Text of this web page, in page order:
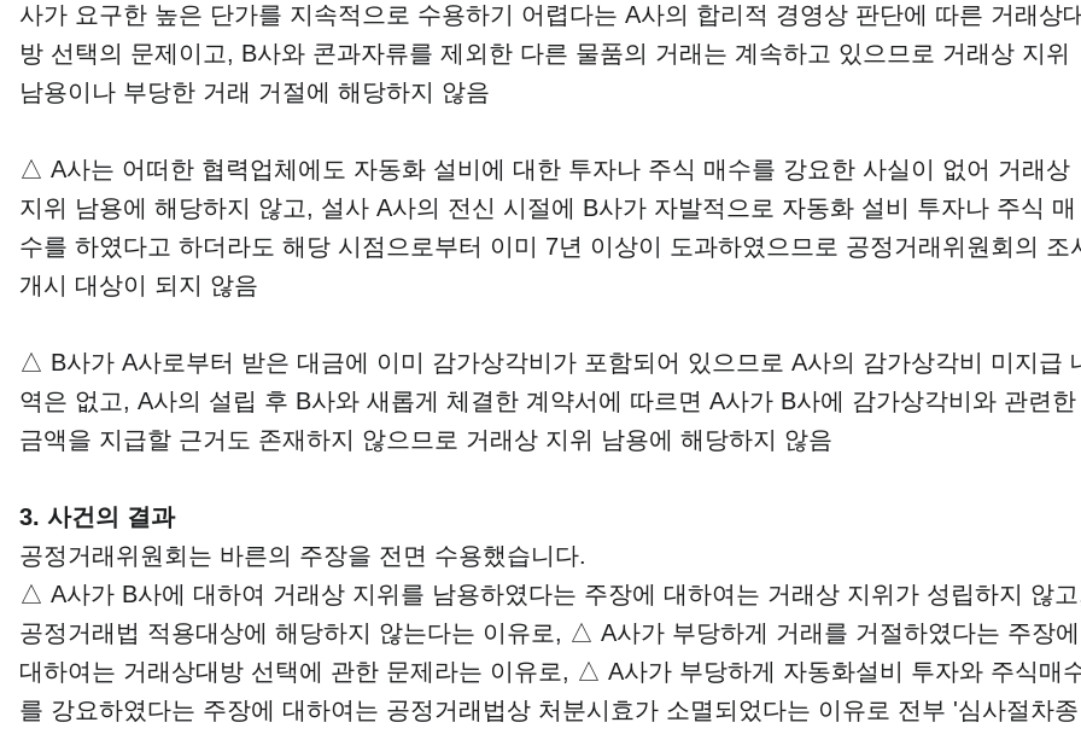
사가 요구한 높은 단가를 지속적으로 수용하기 어렵다는 A사의 합리적 경영상 판단에 따른 거래상대
방 선택의 문제이고, B사와 콘과자류를 제외한 다른 물품의 거래는 계속하고 있으므로 거래상 지위
남용이나 부당한 거래 거절에 해당하지 않음
△ A사는 어떠한 협력업체에도 자동화 설비에 대한 투자나 주식 매수를 강요한 사실이 없어 거래상
지위 남용에 해당하지 않고, 설사 A사의 전신 시절에 B사가 자발적으로 자동화 설비 투자나 주식 매
수를 하였다고 하더라도 해당 시점으로부터 이미 7년 이상이 도과하였으므로 공정거래위원회의 조
개시 대상이 되지 않음
△ B사가 A사로부터 받은 대금에 이미 감가상각비가 포함되어 있으므로 A사의 감가상각비 미지급
역은 없고, A사의 설립 후 B사와 새롭게 체결한 계약서에 따르면 A사가 B사에 감가상각비와 관련한
금액을 지급할 근거도 존재하지 않으므로 거래상 지위 남용에 해당하지 않음
3. 사건의 결과
공정거래위원회는 바른의 주장을 전면 수용했습니다.
△ A사가 B사에 대하여 거래상 지위를 남용하였다는 주장에 대하여는 거래상 지위가 성립하지 않고
공정거래법 적용대상에 해당하지 않는다는 이유로, △ A사가 부당하게 거래를 거절하였다는 주장에
대하여는 거래상대방 선택에 관한 문제라는 이유로, △ A사가 부당하게 자동화설비 투자와 주식매
를 강요하였다는 주장에 대하여는 공정거래법상 처분시효가 소멸되었다는 이유로 전부 '심사절차종